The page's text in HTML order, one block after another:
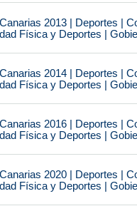
2013 | Deportes |
Física y Deportes |
2014 | Deportes |
Física y Deportes |
2016 | Deportes |
Física y Deportes |
2020 | Deportes |
Física y Deportes |